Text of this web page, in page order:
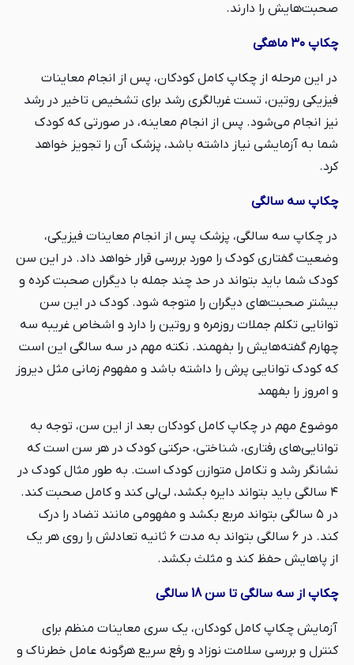
صحبت‌هایش را دارند.
چکاپ ۳۰ ماهگی
در این مرحله از چکاپ کامل کودکان، پس از انجام معاینات
فیزیکی روتین، تست غربالگری رشد برای تشخیص تاخیر در رشد
نیز انجام می‌شود. پس از انجام معاینه، در صورتی که کودک
شما به آزمایشی نیاز داشته باشد، پزشک آن را تجویز خواهد
کرد.
چکاپ سه سالگی
در چکاپ سه سالگی، پزشک پس از انجام معاینات فیزیکی،
وضعیت گفتاری کودک را مورد بررسی قرار خواهد داد. در این سن
کودک شما باید بتواند در حد چند جمله با دیگران صحبت کرده و
بیشتر صحبت‌های دیگران را متوجه شود. کودک در این سن
توانایی تکلم جملات روزمره و روتین را دارد و اشخاص غریبه سه
چهارم گفته‌هایش را بفهمند. نکته مهم در سه سالگی این است
که کودک توانایی پرش را داشته باشد و مفهوم زمانی مثل دیروز
و امروز را بفهمد
موضوع مهم در چکاپ کامل کودکان بعد از این سن، توجه به
توانایی‌های رفتاری، شناختی، حرکتی کودک در هر سن است که
نشانگر رشد و تکامل متوازن کودک است. به طور مثال کودک در
۴ سالگی باید بتواند دایره بکشد، لی‌لی کند و کامل صحبت کند.
در ۵ سالگی بتواند مربع بکشد و مفهومی مانند تضاد را درک
کند. در ۶ سالگی بتواند به مدت ۶ ثانیه تعادلش را روی هر یک
از پاهایش حفظ کند و مثلث بکشد.
چکاپ‌ از سه سالگی تا سن 18 سالگی
آزمایش چکاپ کامل کودکان، یک سری معاینات منظم برای
کنترل و بررسی سلامت نوزاد و رفع سریع هرگونه عامل خطرناک و